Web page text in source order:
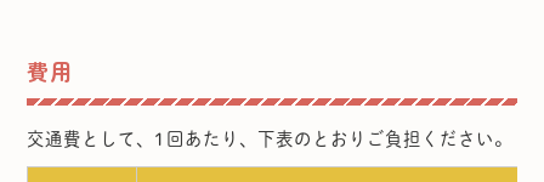
費用
交通費として、1回あたり、下表のとおりご負担ください。